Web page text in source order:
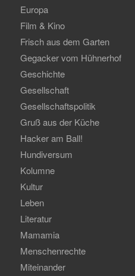
Europa
Film & Kino
Frisch aus dem Garten
Gegacker vom Hühnerhof
Geschichte
Gesellschaft
Gesellschaftspolitik
Gruß aus der Küche
Hacker am Ball!
Hundiversum
Kolumne
Kultur
Leben
Literatur
Mamamia
Menschenrechte
Miteinander